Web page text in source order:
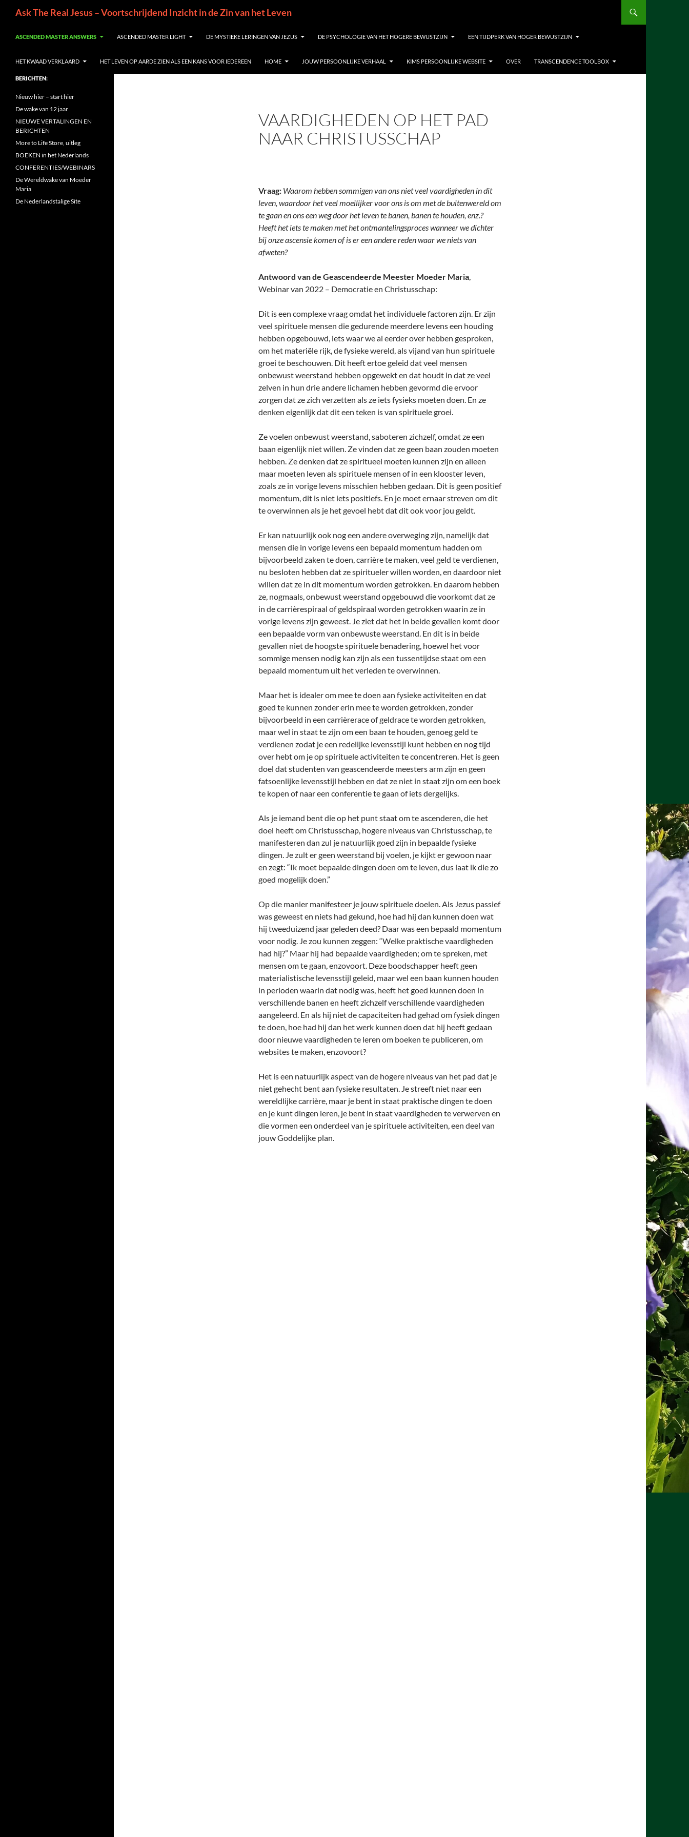
inhoud
Ask The Real Jesus – Voortschrijdend Inzicht in de Zin van het Leven
ASCENDED MASTER ANSWERS ASCENDED MASTER LIGHT DE MYSTIEKE LERINGEN VAN JEZUS DE PSYCHOLOGIE VAN HET HOGERE BEWUSTZIJN EEN TIJDPERK VAN HOGER BEWUSTZIJN
HET KWAAD VERKLAARD HET LEVEN OP AARDE ZIEN ALS EEN KANS VOOR IEDEREEN HOME JOUW PERSOONLIJKE VERHAAL KIMS PERSOONLIJKE WEBSITE OVER TRANSCENDENCE TOOLBOX
VAARDIGHEDEN OP HET PAD
NAAR CHRISTUSSCHAP
Vraag: Waarom hebben sommigen van ons niet veel vaardigheden in dit
leven, waardoor het veel moeilijker voor ons is om met de buitenwereld om
te gaan en ons een weg door het leven te banen, banen te houden, enz.?
Heeft het iets te maken met het ontmantelingsproces wanneer we dichter
bij onze ascensie komen of is er een andere reden waar we niets van
afweten?
Antwoord van de Geascendeerde Meester Moeder Maria,
Webinar van 2022 – Democratie en Christusschap:
Dit is een complexe vraag omdat het individuele factoren zijn. Er zijn
veel spirituele mensen die gedurende meerdere levens een houding
hebben opgebouwd, iets waar we al eerder over hebben gesproken,
om het materiële rijk, de fysieke wereld, als vijand van hun spirituele
groei te beschouwen. Dit heeft ertoe geleid dat veel mensen
onbewust weerstand hebben opgewekt en dat houdt in dat ze veel
zelven in hun drie andere lichamen hebben gevormd die ervoor
zorgen dat ze zich verzetten als ze iets fysieks moeten doen. En ze
denken eigenlijk dat dit een teken is van spirituele groei.
Ze voelen onbewust weerstand, saboteren zichzelf, omdat ze een
baan eigenlijk niet willen. Ze vinden dat ze geen baan zouden moeten
hebben. Ze denken dat ze spiritueel moeten kunnen zijn en alleen
maar moeten leven als spirituele mensen of in een klooster leven,
zoals ze in vorige levens misschien hebben gedaan. Dit is geen positief
momentum, dit is niet iets positiefs. En je moet ernaar streven om dit
te overwinnen als je het gevoel hebt dat dit ook voor jou geldt.
Er kan natuurlijk ook nog een andere overweging zijn, namelijk dat
mensen die in vorige levens een bepaald momentum hadden om
bijvoorbeeld zaken te doen, carrière te maken, veel geld te verdienen,
nu besloten hebben dat ze spiritueler willen worden, en daardoor niet
willen dat ze in dit momentum worden getrokken. En daarom hebben
ze, nogmaals, onbewust weerstand opgebouwd die voorkomt dat ze
in de carrièrespiraal of geldspiraal worden getrokken waarin ze in
vorige levens zijn geweest. Je ziet dat het in beide gevallen komt door
een bepaalde vorm van onbewuste weerstand. En dit is in beide
gevallen niet de hoogste spirituele benadering, hoewel het voor
sommige mensen nodig kan zijn als een tussentijdse staat om een
bepaald momentum uit het verleden te overwinnen.
Maar het is idealer om mee te doen aan fysieke activiteiten en dat
goed te kunnen zonder erin mee te worden getrokken, zonder
bijvoorbeeld in een carrièrerace of geldrace te worden getrokken,
maar wel in staat te zijn om een baan te houden, genoeg geld te
verdienen zodat je een redelijke levensstijl kunt hebben en nog tijd
over hebt om je op spirituele activiteiten te concentreren. Het is geen
doel dat studenten van geascendeerde meesters arm zijn en geen
fatsoenlijke levensstijl hebben en dat ze niet in staat zijn om een boek
te kopen of naar een conferentie te gaan of iets dergelijks.
Als je iemand bent die op het punt staat om te ascenderen, die het
doel heeft om Christusschap, hogere niveaus van Christusschap, te
manifesteren dan zul je natuurlijk goed zijn in bepaalde fysieke
dingen. Je zult er geen weerstand bij voelen, je kijkt er gewoon naar
en zegt: “Ik moet bepaalde dingen doen om te leven, dus laat ik die zo
goed mogelijk doen.”
Op die manier manifesteer je jouw spirituele doelen. Als Jezus passief
was geweest en niets had gekund, hoe had hij dan kunnen doen wat
hij tweeduizend jaar geleden deed? Daar was een bepaald momentum
voor nodig. Je zou kunnen zeggen: “Welke praktische vaardigheden
had hij?” Maar hij had bepaalde vaardigheden; om te spreken, met
mensen om te gaan, enzovoort. Deze boodschapper heeft geen
materialistische levensstijl geleid, maar wel een baan kunnen houden
in perioden waarin dat nodig was, heeft het goed kunnen doen in
verschillende banen en heeft zichzelf verschillende vaardigheden
aangeleerd. En als hij niet de capaciteiten had gehad om fysiek dingen
te doen, hoe had hij dan het werk kunnen doen dat hij heeft gedaan
door nieuwe vaardigheden te leren om boeken te publiceren, om
websites te maken, enzovoort?
Het is een natuurlijk aspect van de hogere niveaus van het pad dat je
niet gehecht bent aan fysieke resultaten. Je streeft niet naar een
wereldlijke carrière, maar je bent in staat praktische dingen te doen
en je kunt dingen leren, je bent in staat vaardigheden te verwerven en
die vormen een onderdeel van je spirituele activiteiten, een deel van
jouw Goddelijke plan.
BERICHTEN:
Nieuw hier – start hier
De wake van 12 jaar
NIEUWE VERTALINGEN EN
BERICHTEN
More to Life Store, uitleg
BOEKEN in het Nederlands
CONFERENTIES/WEBINARS
De Wereldwake van Moeder
Maria
De Nederlandstalige Site